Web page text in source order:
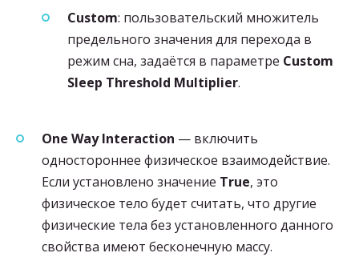
Custom: пользовательский множитель
предельного значения для перехода в
режим сна, задаётся в параметре Custom
Sleep Threshold Multiplier.
One Way Interaction — включить
одностороннее физическое взаимодействие.
Если установлено значение True, это
физическое тело будет считать, что другие
физические тела без установленного данного
свойства имеют бесконечную массу.